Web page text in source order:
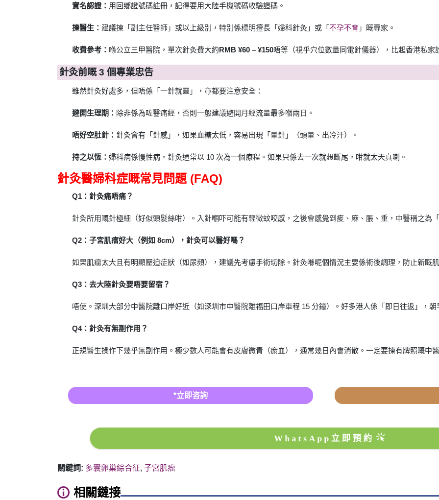
實名認證： 用回鄉證號碼註冊，記得要用大陸手機號碼收驗證碼。
揀醫生： 建議揀「副主任醫師」或以上級別，特別係標明擅長「婦科針灸」或「 不孕不育 」嘅專家。
收費參考： 喺公立三甲醫院，單次針灸費大約RMB ¥60 – ¥150唔等（視乎穴位數量同電針儀器），比起香港私家
針灸前嘅 3 個專業忠告
雖然針灸好處多，但唔係「一針就靈」，亦都要注意安全：
避開生理期： 除非係為咗醫痛經，否則一般建議避開月經流量最多嗰兩日。
唔好空肚針： 針灸會有「針感」，如果血糖太低，容易出現「暈針」（頭暈、出冷汗）。
持之以恆： 婦科病係慢性病，針灸通常以 10 次為一個療程。如果只係去一次就想斷尾，咁就太天真喇。
針灸醫婦科症嘅常見問題 (FAQ)
Q1：針灸痛唔痛？
針灸所用嘅針極細（好似頭髮絲咁）。入針嗰吓可能有輕微蚊咬感，之後會感覺到痠、麻、脹、重，中醫稱之為
Q2：子宮肌瘤好大（例如 8cm），針灸可以醫好嗎？
如果肌瘤太大且有明顯壓迫症狀（如尿頻），建議先考慮手術切除。針灸喺呢個情況主要係術後調理，防止新嘅
Q3：去大陸針灸要唔要留宿？
唔使。深圳大部分中醫院離口岸好近（如深圳市中醫院離福田口岸車程 15 分鐘）。好多港人係「即日往返」，
Q4：針灸有無副作用？
正規醫生操作下幾乎無副作用。極少數人可能會有皮膚微青（瘀血），通常幾日內會消散。一定要揀有牌照嘅中
*立即咨詢
WhatsApp立即預約
關鍵詞: 多囊卵巢綜合征, 子宮肌瘤
相關鏈接